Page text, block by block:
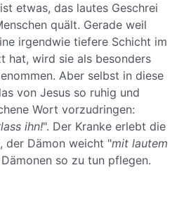
etwas, das lautes Geschrei
quält. Gerade weil
irgendwie tiefere Schicht im
hat, wird sie als besonders
Aber selbst in diese
von Jesus so ruhig und
Wort vorzudringen:
ihn!". Der Kranke erlebt die
der Dämon weicht "mit lautem
so zu tun pflegen.